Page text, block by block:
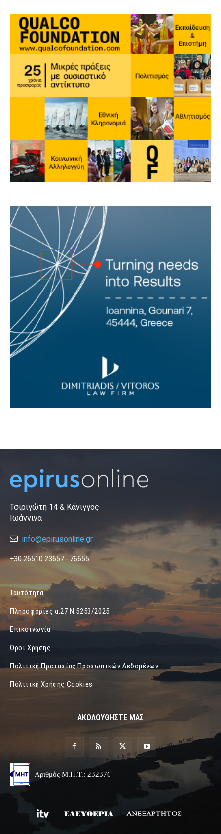
Τσιριγώτη 14 & Κάνιγγος
Ιωάννινα
info@epirusonline.gr
+30 26510 23657 - 76655
Ταυτότητα
Πληροφορίες α.27 Ν.5253/2025
Επικοινωνία
Όροι Χρήσης
Πολιτική Προτασίας Προσωπικών Δεδομένων
Πόλιτική Χρήσης Cookies
ΑΚΟΛΟΥΘΗΣΤΕ ΜΑΣ
Αριθμός Μ.Η.Τ.: 232376